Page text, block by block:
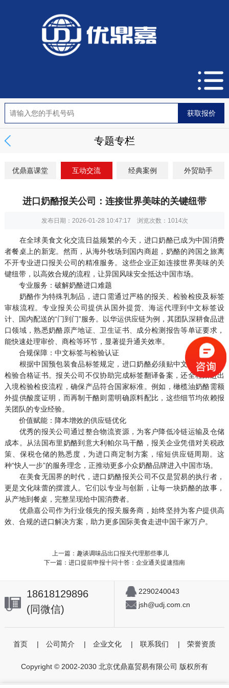
专题专栏
优鼎嘉课堂 互动交流 经典案例 外贸助手
进口奶酪报关公司：连接世界美味的关键纽带
发布日期：2026-01-28 10:47:17 浏览次数： 1014次
在全球美食文化交流日益频繁的今天，进口奶酪已成为中国消费
者餐桌上的新宠。然而，从海外牧场到国内商超，奶酪的跨国之旅离
不开专业进口报关公司的精准服务。这些企业正如连接世界美味的关
键纽带，以高效合规的流程，让异国风味安全抵达中国市场。
专业服务：破解奶酪进口难题
奶酪作为特殊乳制品，进口需通过严格的报关、检验检疫及标签
审核流程。专业报关公司提供从国外提货、海运代理到中文标签设
计、国内配送的“门到门”服务。以华运供应链为例，其团队深耕食品进
口领域，熟悉奶酪原产地证、卫生证书、成分检测报告等单证要求，
能快速处理审价、商检等环节，显著提升通关效率。
合规保障：中文标签与检验认证
根据中国预包装食品标签规定，进口奶酪必须贴中文标签并随附
检验合格证书。报关公司不仅协助完成标签翻译备案，还全程跟进出
入境检验检疫流程，确保产品符合国家标准。例如，橄榄油奶酪需额
外提供酸度证明，而再制干酪则需明确原料配比，这些细节均依赖报
关团队的专业经验。
价值赋能：降本增效的供应链优化
优秀的报关公司通过整合物流资源，为客户降低冷链运输及仓储
成本。从法国布里奶酪到意大利帕尔马干酪，报关企业凭借对关税政
策、保税仓储的熟悉度，为进口商定制方案，缩短供应链周期。这
种“快人一步”的服务理念，正推动更多小众奶酪品牌进入中国市场。
在美食无国界的时代，进口奶酪报关公司不仅是贸易的执行者，
更是文化味蕾的摆渡人。它们以专业与创新，让每一块奶酪的故事，
从产地到餐桌，完整呈现给中国消费者。
优鼎嘉公司作为行业领先的报关服务商，始终坚持为客户提供高
效、合规的进口解决方案，助力更多国际美食走进中国千家万户。
上一篇：趣谈调味品出口报关代理那些事儿
下一篇：进口提前申报十问十答：企业通关提速指南
18618129896
(同微信)
2290240043
jsh@udj.com.cn
首页 | 公司简介 | 企业文化 | 联系我们 | 荣誉资质
Copyright © 2002-2030 北京优鼎嘉贸易有限公司 版权所有